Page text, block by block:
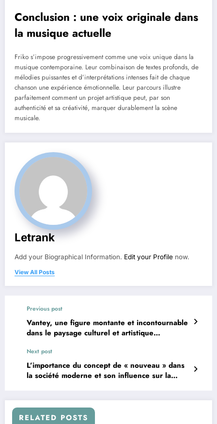
Conclusion : une voix originale dans
la musique actuelle
Friko s’impose progressivement comme une voix unique dans la
musique contemporaine. Leur combinaison de textes profonds, de
mélodies puissantes et d’interprétations intenses fait de chaque
chanson une expérience émotionnelle. Leur parcours illustre
parfaitement comment un projet artistique peut, par son
authenticité et sa créativité, marquer durablement la scène
musicale.
Letrank
Add your Biographical Information. Edit your Profile now.
View All Posts
Previous post
Vantey, une figure montante et incontournable
dans le paysage culturel et artistique
Next post
L’importance du concept de « nouveau » dans
la société moderne et son influence sur la
RELATED POSTS